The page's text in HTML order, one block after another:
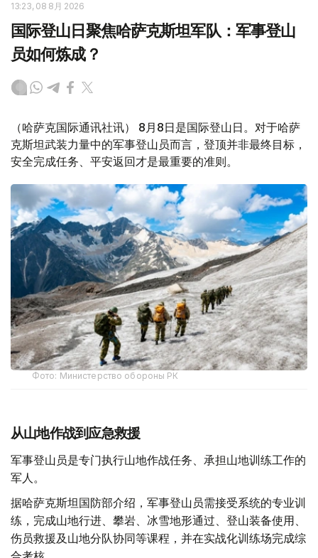
13:23, 08 8月 2026
国际登山日聚焦哈萨克斯坦军队：军事登山
员如何炼成？
（哈萨克国际通讯社讯） 8月8日是国际登山日。对于哈萨
克斯坦武装力量中的军事登山员而言，登顶并非最终目标，
安全完成任务、平安返回才是最重要的准则。
Фото: Министерство обороны РК
从山地作战到应急救援
军事登山员是专门执行山地作战任务、承担山地训练工作的
军人。
据哈萨克斯坦国防部介绍，军事登山员需接受系统的专业训
练，完成山地行进、攀岩、冰雪地形通过、登山装备使用、
伤员救援及山地分队协同等课程，并在实战化训练场完成综